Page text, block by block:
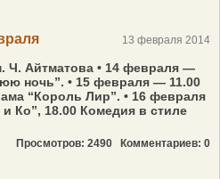
13 февраля 2014
Ч. Айтматова • 14 февраля —
ночь”. • 15 февраля — 11.00
“Король Лир”. • 16 февраля
Ко”, 18.00 Комедия в стиле
Просмотров: 2490 Комментариев: 0